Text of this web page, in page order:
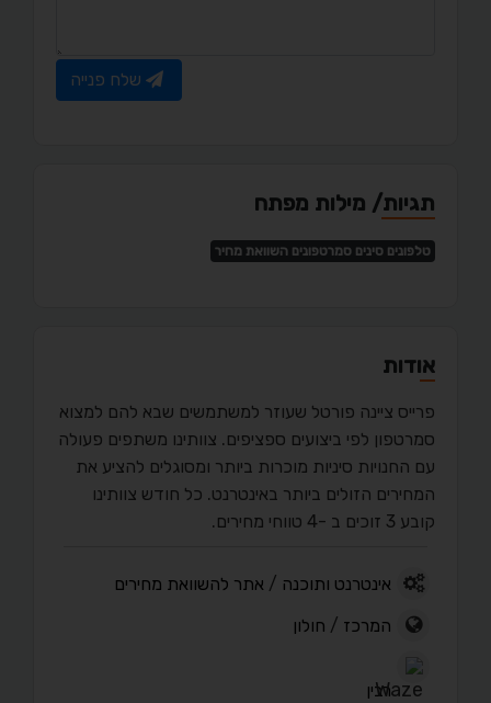
שלח פנייה
תגיות/ מילות מפתח
טלפונים סינים סמרטפונים השוואת מחיר
אודות
פרייס ציינה פורטל שעוזר למשתמשים שבא להם למצוא
סמרטפון לפי ביצועים ספציפים. צוותינו משתפים פעולה
עם החנויות סיניות מוכרות ביותר ומסוגלים להציע את
המחירים הזולים ביותר באינטרנט. כל חודש צוותינו
קובע 3 זוכים ב -4 טווחי מחירים.
אינטרנט ותוכנה / אתר להשוואת מחירים
המרכז / חולון
רבין